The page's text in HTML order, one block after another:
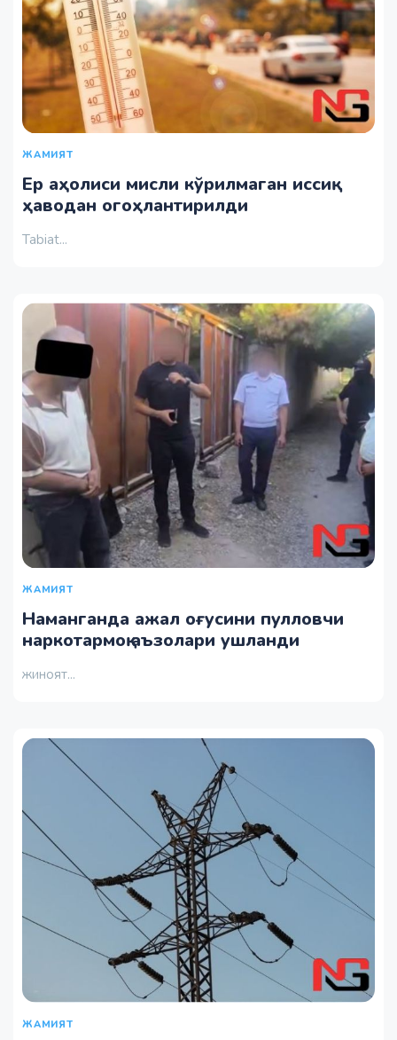
ЖАМИЯТ
Ер аҳолиси мисли кўрилмаган иссиқ
ҳаводан огоҳлантирилди
Tabiat...
ЖАМИЯТ
Наманганда ажал оғусини пулловчи
наркотармоқ аъзолари ушланди
жиноят...
ЖАМИЯТ